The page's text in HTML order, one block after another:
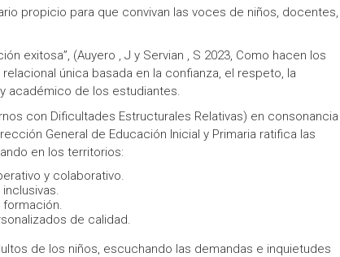
propicio para que convivan las voces de niños, docentes,
exitosa”, (Auyero , J y Servian , S 2023, Como hacen los
única basada en la confianza, el respeto, la
académico de los estudiantes.
con Dificultades Estructurales Relativas) en consonancia
General de Educación Inicial y Primaria ratifica las
en los territorios:
y colaborativo.
de calidad.
de los niños, escuchando las demandas e inquietudes